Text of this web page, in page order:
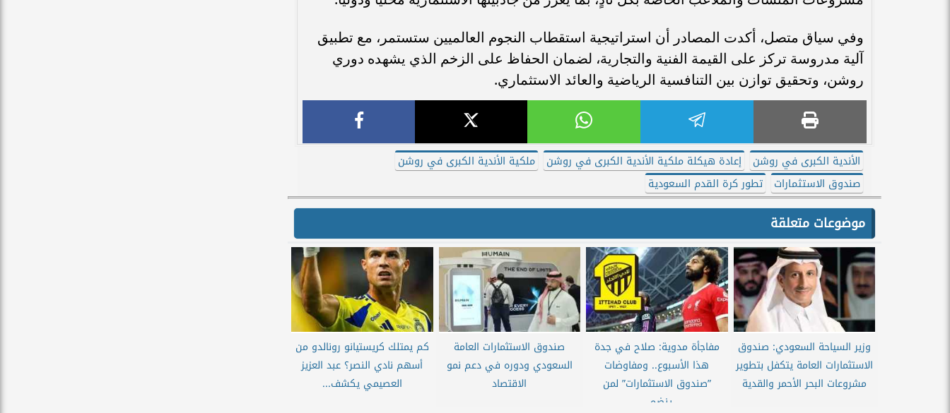
وفي سياق متصل، أكدت المصادر أن استراتيجية استقطاب النجوم العالميين ستستمر، مع تطبيق
آلية مدروسة تركز على القيمة الفنية والتجارية، لضمان الحفاظ على الزخم الذي يشهده دوري
روشن، وتحقيق توازن بين التنافسية الرياضية والعائد الاستثماري.
الأندية الكبرى في روشن إعادة هيكلة ملكية الأندية الكبرى في روشن
ملكية الأندية الكبرى في روشن
صندوق الاستثمارات
تطور كرة القدم السعودية
موضوعات متعلقة
وزير السياحة السعودي: صندوق
الاستثمارات العامة يتكفل بتطوير
مشروعات البحر الأحمر والقدية
مفاجأة مدوية: صلاح في جدة
هذا الأسبوع.. ومفاوضات
”صندوق الاستثمارات” لمن
ينضم...
صندوق الاستثمارات العامة
السعودي ودوره في دعم نمو
الاقتصاد
كم يمتلك كريستيانو رونالدو من
أسهم نادي النصر؟ عبد العزيز
العصيمي يكشف...